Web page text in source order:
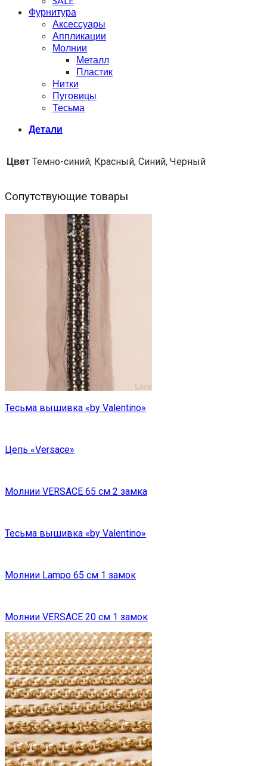
Фурнитура
Аксессуары
Аппликации
Молнии
Металл
Пластик
Нитки
Пуговицы
Тесьма
Детали
Цвет Темно-синий, Красный, Синий, Черный
Сопутствующие товары
Тесьма вышивка «by Valentino»
Цепь «Versace»
Молнии VERSACE 65 см 2 замка
Тесьма вышивка «by Valentino»
Молнии Lampo 65 см 1 замок
Молнии VERSACE 20 см 1 замок